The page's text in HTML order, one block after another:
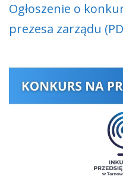
Ogłoszenie o
prezesa zarządu